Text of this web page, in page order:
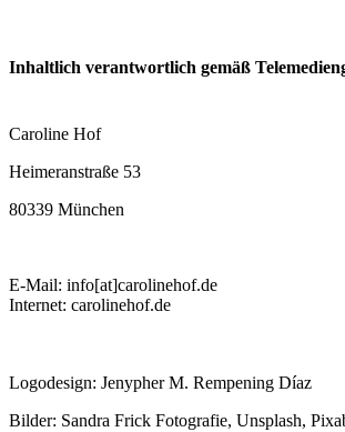
Inhaltlich verantwortlich gemäß
Caroline Hof
Heimeranstraße 53
80339 München
E-Mail: info[at]carolinehof.de
Internet: carolinehof.de
Logodesign: Jenypher M. Rempening Díaz
Bilder: Sandra Frick Fotografie, Unsplash,